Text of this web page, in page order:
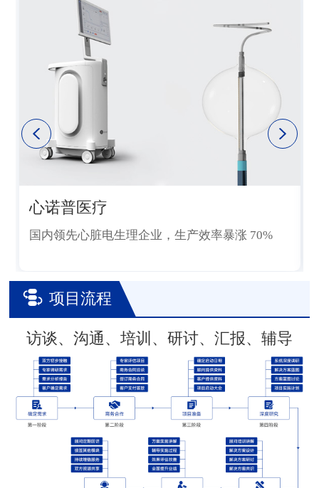
心诺普医疗
国内领先心脏电生理企业，生产效率暴涨 70%
项目流程
访谈、沟通、培训、研讨、汇报、辅导